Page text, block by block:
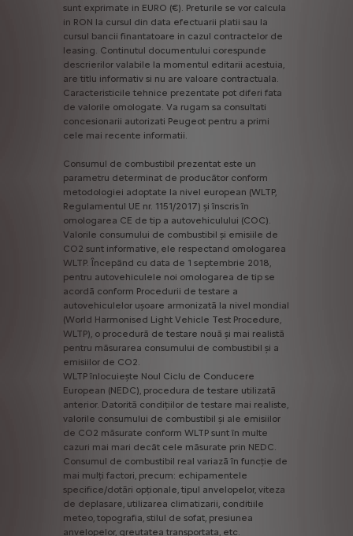
sunt exprimate in EURO (€). Preturile se vor calcula
in RON la cursul din data efectuarii platii sau la
cursul bancii finantatoare in cazul contractelor de
leasing. Continutul documentului corespunde
descrierilor valabile la momentul editarii acestuia,
are titlu informativ si nu are valoare contractuala.
Caracteristicile tehnice prezentate pot diferi fata
de valorile omologate. Va rugam sa consultati
concesionarii autorizati Peugeot pentru a primi
cele mai recente informatii.
Consumul de combustibil prezentat este un
parametru determinat de producător conform
metodologiei adoptate la nivel european (WLTP,
Regulamentul UE nr. 1151/2017) și înscris în
omologarea CE de tip a autovehiculului (COC).
Valorile consumului de combustibil și emisiile de
CO2 sunt informative, ele respectand omologarea
WLTP. Începând cu data de 1 septembrie 2018,
pentru autovehiculele noi omologarea de tip se
acordă conform Procedurii de testare a
autovehiculelor ușoare armonizată la nivel mondial
(World Harmonised Light Vehicle Test Procedure,
WLTP), o procedură de testare nouă și mai realistă
pentru măsurarea consumului de combustibil și a
emisiilor de CO2.
WLTP înlocuiește Noul Ciclu de Conducere
European (NEDC), procedura de testare utilizată
anterior. Datorită condițiilor de testare mai realiste,
valorile consumului de combustibil și ale emisiilor
de CO2 măsurate conform WLTP sunt în multe
cazuri mai mari decât cele măsurate prin NEDC.
Consumul de combustibil real variază în funcție de
mai mulți factori, precum: echipamentele
specifice/dotări opționale, tipul anvelopelor, viteza
de deplasare, utilizarea climatizarii, conditiile
meteo, topografia, stilul de sofat, presiunea
anvelopelor, greutatea transportata, etc.